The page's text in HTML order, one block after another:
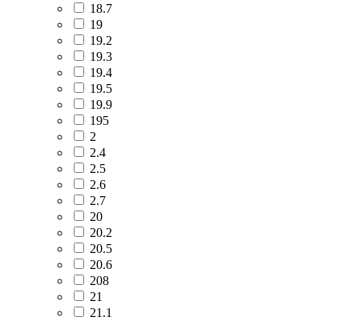
18.7
19
19.2
19.3
19.4
19.5
19.9
195
2
2.4
2.5
2.6
2.7
20
20.2
20.5
20.6
208
21
21.1